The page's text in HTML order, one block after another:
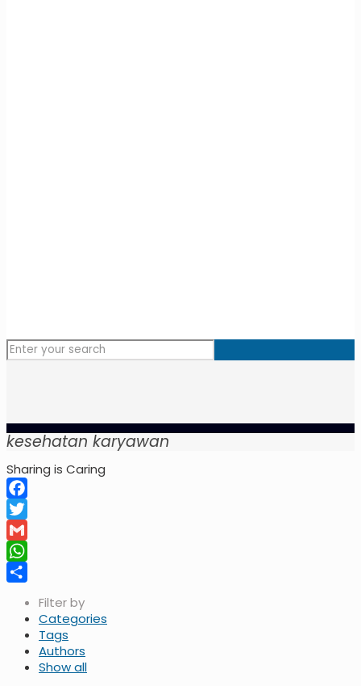
kesehatan karyawan
Sharing is Caring
Facebook
Twitter
Gmail
WhatsApp
Filter by
Categories
Tags
Authors
Show all